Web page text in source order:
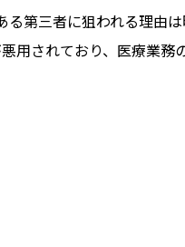
る第三者に狙われる理由
用されており、医療業務